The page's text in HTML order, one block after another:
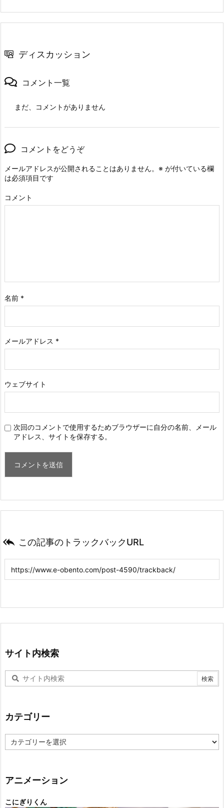
ディスカッション
コメント一覧
まだ、コメントがありません
コメントをどうぞ
メールアドレスが公開されることはありません。 ※ が付いている欄
は必須項目です
コメント
名前 *
メールアドレス *
ウェブサイト
次回のコメントで使用するためブラウザーに自分の名前、メール
アドレス、サイトを保存する。
 この記事のトラックバックURL
サイト内検索
カテゴリー
テ
ー
アニメーション
こにぎりくん